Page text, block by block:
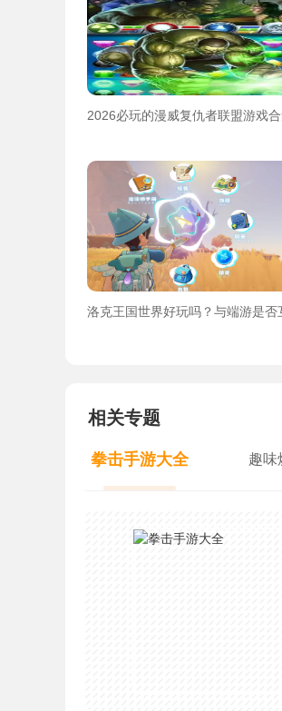
2026必玩的漫威复仇者联盟游戏
洛克王国世界好玩吗？与端游是否
相关专题
拳击手游大全 趣味